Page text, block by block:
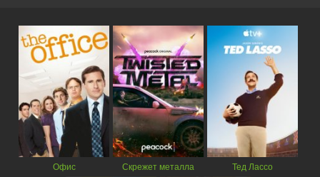
Офис Скрежет металла Тед Лассо